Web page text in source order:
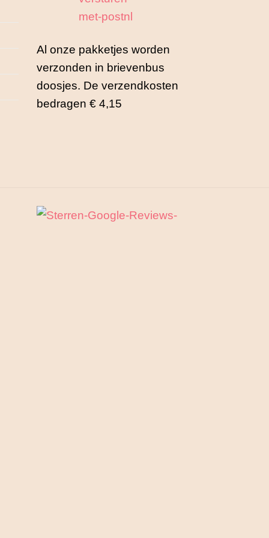
gekozen
worden
de
productpagina
Al onze pakketjes worden
verzonden in brievenbus
doosjes. De verzendkosten
bedragen € 4,15